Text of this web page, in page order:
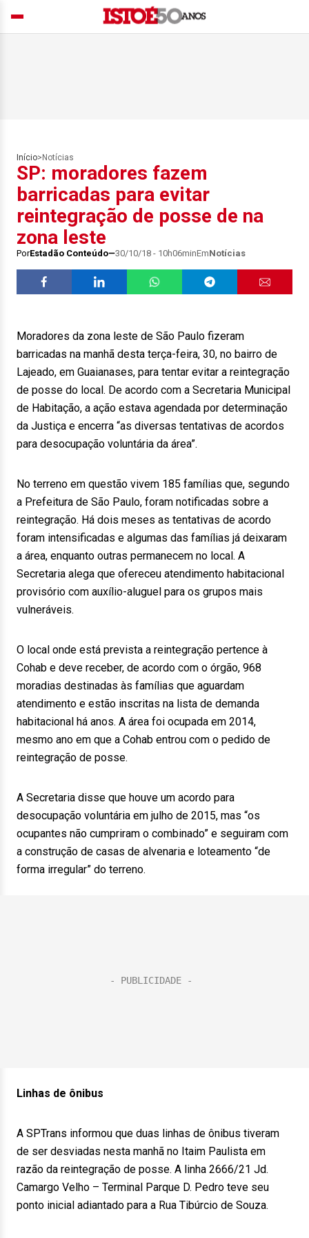
Início> Notícias
SP: moradores fazem
barricadas para evitar
reintegração de posse de na
zona leste
PorEstadão Conteúdo 30/10/18 - 10h06minEmNotícias
Moradores da zona leste de São Paulo fizeram
barricadas na manhã desta terça-feira, 30, no bairro de
Lajeado, em Guaianases, para tentar evitar a reintegração
de posse do local. De acordo com a Secretaria Municipal
de Habitação, a ação estava agendada por determinação
da Justiça e encerra “as diversas tentativas de acordos
para desocupação voluntária da área”.
No terreno em questão vivem 185 famílias que, segundo
a Prefeitura de São Paulo, foram notificadas sobre a
reintegração. Há dois meses as tentativas de acordo
foram intensificadas e algumas das famílias já deixaram
a área, enquanto outras permanecem no local. A
Secretaria alega que ofereceu atendimento habitacional
provisório com auxílio-aluguel para os grupos mais
vulneráveis.
O local onde está prevista a reintegração pertence à
Cohab e deve receber, de acordo com o órgão, 968
moradias destinadas às famílias que aguardam
atendimento e estão inscritas na lista de demanda
habitacional há anos. A área foi ocupada em 2014,
mesmo ano em que a Cohab entrou com o pedido de
reintegração de posse.
A Secretaria disse que houve um acordo para
desocupação voluntária em julho de 2015, mas “os
ocupantes não cumpriram o combinado” e seguiram com
a construção de casas de alvenaria e loteamento “de
forma irregular” do terreno.
Linhas de ônibus
A SPTrans informou que duas linhas de ônibus tiveram
de ser desviadas nesta manhã no Itaim Paulista em
razão da reintegração de posse. A linha 2666/21 Jd.
Camargo Velho – Terminal Parque D. Pedro teve seu
ponto inicial adiantado para a Rua Tibúrcio de Souza.